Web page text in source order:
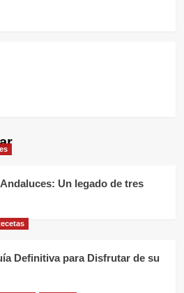
Un legado de tres
Definitiva para Disfrutar de su